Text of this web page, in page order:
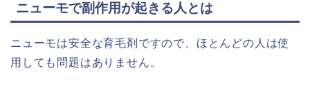
ニューモで副作用が起きる人とは
ニューモは安全な育毛剤ですので、ほとんどの人は使
用しても問題はありません。